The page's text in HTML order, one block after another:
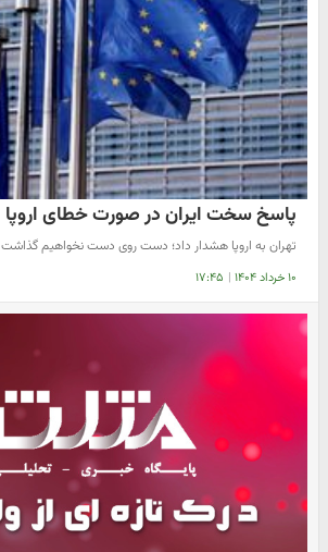
پاسخ سخت ایران در صورت خطای اروپا
تهران به اروپا هشدار داد؛ دست روی دست نخواهیم گذاشت
۱۰ خرداد ۱۴۰۴ | ۱۷:۴۵